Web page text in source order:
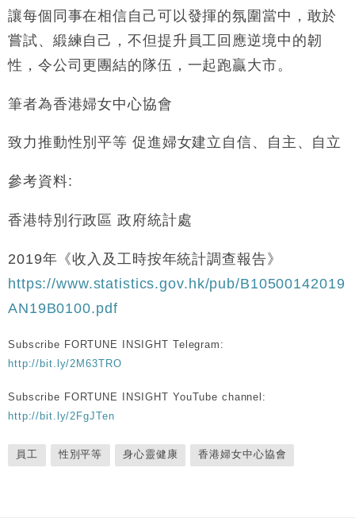
讓每個同事在相信自己可以發揮的氛圍當中，敢於
嘗試、緞練自己，不但提升員工回應逆境中的韌
性，令公司更團結的隊伍，一起跑贏大市。
筆者為香港婦女中心協會
致力推動性別平等 促進婦女建立自信、自主、自立
參考資料:
香港特別行政區 政府統計處
2019年《收入及工時按年統計調查報告》
https://www.statistics.gov.hk/pub/B10500142019
AN19B0100.pdf
Subscribe FORTUNE INSIGHT Telegram:
http://bit.ly/2M63TRO
Subscribe FORTUNE INSIGHT YouTube channel:
http://bit.ly/2FgJTen
員工 性別平等 身心靈健康 香港婦女中心協會